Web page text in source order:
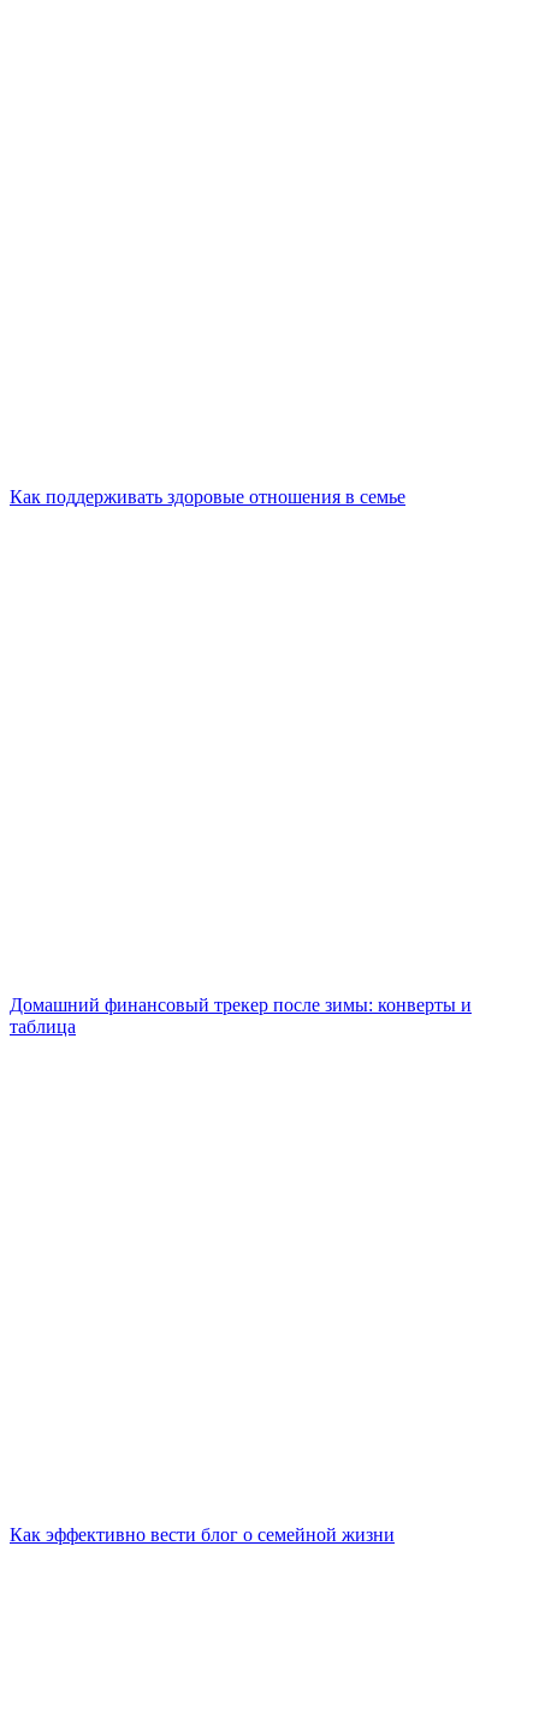
Как поддерживать здоровые отношения в семье
Домашний финансовый трекер после зимы: конверты и
таблица
Как эффективно вести блог о семейной жизни